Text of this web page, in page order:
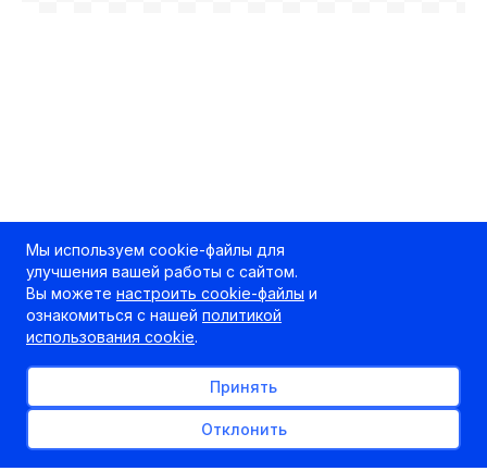
Мы используем cookie-файлы для
улучшения вашей работы с сайтом.
Вы можете настроить cookie-файлы и
ознакомиться с нашей политикой
использования cookie.
Принять
Отклонить